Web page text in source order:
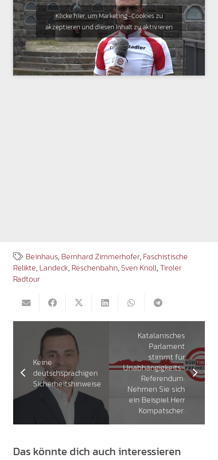
Klicke hier, um Marketing-Cookies zu
akzeptieren und diesen Inhalt zu aktivieren
Beinhaus, Bernhard Zimmerhofer, Faschistische
Relikte, Landeck, Reschenbahn, Sven Knoll,Tiroler
Radtour
Keine
deutschsprachigen
Sicherheitshinweise
Katalanisches
Parlament
stimmt für
Unabhängigkeits-
Referendum:
Nehmen Sie sich
ein Beispiel Herr
Kompatscher.
Das könnte dich auch interessieren